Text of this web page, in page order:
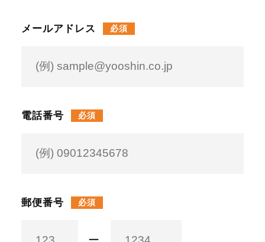
メールアドレス 必須
電話番号 必須
郵便番号 必須